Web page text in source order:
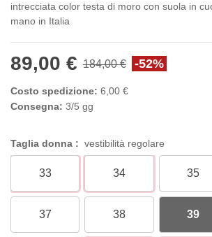
intrecciata color testa di moro con suola in
mano in Italia
89,00 € 184,00 € -52%
Costo spedizione: 6,00 €
Consegna: 3/5 gg
Taglia donna : vestibilità regolare
33 34 35
37 38 39